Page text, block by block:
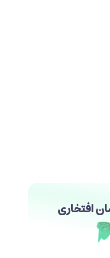
افتخاری